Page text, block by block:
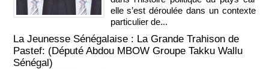
elle s’est déroulée dans un contexte
particulier de...
La Jeunesse Sénégalaise : La Grande Trahison de
Pastef: (Député Abdou MBOW Groupe Takku Wallu
Sénégal)